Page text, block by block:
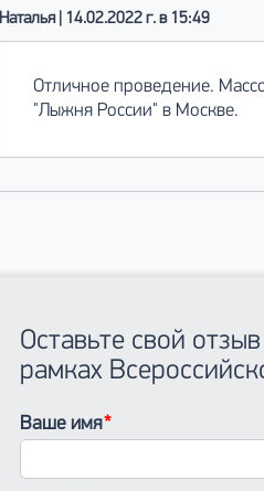
Наталья | 14.02.2022 г. в 15:49
Отличное проведение.
"Лыжня России" в Москве.
Оставьте свой
рамках
Ваше имя